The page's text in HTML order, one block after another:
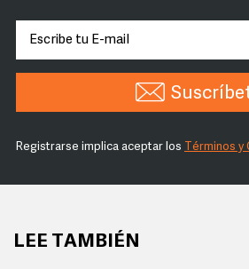
Registrarse implica aceptar los Términos
LEE TAMBIÉN